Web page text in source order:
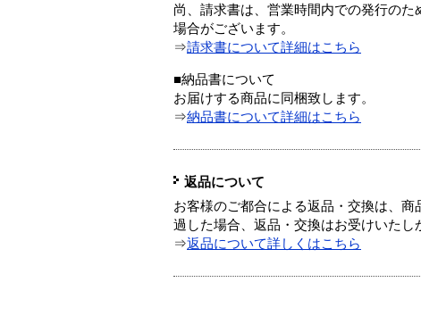
尚、請求書は、営業時間内での発行の
場合がございます。
⇒請求書について詳細はこちら
■納品書について
お届けする商品に同梱致します。
⇒納品書について詳細はこちら
返品について
お客様のご都合による返品・交換は、
過した場合、返品・交換はお受けいたし
⇒返品について詳しくはこちら